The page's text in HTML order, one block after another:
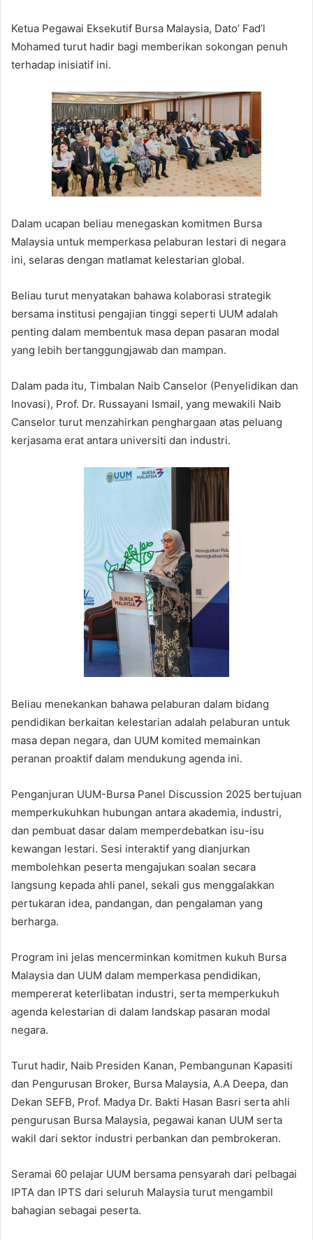
Ketua Pegawai Eksekutif Bursa Malaysia, Dato’ Fad’l
Mohamed turut hadir bagi memberikan sokongan penuh
terhadap inisiatif ini.
Dalam ucapan beliau menegaskan komitmen Bursa
Malaysia untuk memperkasa pelaburan lestari di negara
ini, selaras dengan matlamat kelestarian global.
Beliau turut menyatakan bahawa kolaborasi strategik
bersama institusi pengajian tinggi seperti UUM adalah
penting dalam membentuk masa depan pasaran modal
yang lebih bertanggungjawab dan mampan.
Dalam pada itu, Timbalan Naib Canselor (Penyelidikan dan
Inovasi), Prof. Dr. Russayani Ismail, yang mewakili Naib
Canselor turut menzahirkan penghargaan atas peluang
kerjasama erat antara universiti dan industri.
Beliau menekankan bahawa pelaburan dalam bidang
pendidikan berkaitan kelestarian adalah pelaburan untuk
masa depan negara, dan UUM komited memainkan
peranan proaktif dalam mendukung agenda ini.
Penganjuran UUM-Bursa Panel Discussion 2025 bertujuan
memperkukuhkan hubungan antara akademia, industri,
dan pembuat dasar dalam memperdebatkan isu-isu
kewangan lestari. Sesi interaktif yang dianjurkan
membolehkan peserta mengajukan soalan secara
langsung kepada ahli panel, sekali gus menggalakkan
pertukaran idea, pandangan, dan pengalaman yang
berharga.
Program ini jelas mencerminkan komitmen kukuh Bursa
Malaysia dan UUM dalam memperkasa pendidikan,
mempererat keterlibatan industri, serta memperkukuh
agenda kelestarian di dalam landskap pasaran modal
negara.
Turut hadir, Naib Presiden Kanan, Pembangunan Kapasiti
dan Pengurusan Broker, Bursa Malaysia, A.A Deepa, dan
Dekan SEFB, Prof. Madya Dr. Bakti Hasan Basri serta ahli
pengurusan Bursa Malaysia, pegawai kanan UUM serta
wakil dari sektor industri perbankan dan pembrokeran.
Seramai 60 pelajar UUM bersama pensyarah dari pelbagai
IPTA dan IPTS dari seluruh Malaysia turut mengambil
bahagian sebagai peserta.